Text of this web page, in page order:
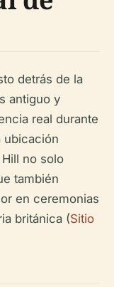
detrás de la
antiguo y
real durante
ubicación
no solo
también
en ceremonias
británica (Sitio